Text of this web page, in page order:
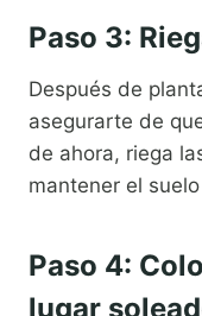
Paso 3:
Después de
asegurarte de
de ahora, riega
mantener el
Paso 4:
lugar